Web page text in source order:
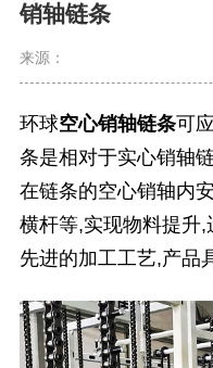
销轴链条
来源：
环球空心销轴链条可
条是相对于实心销轴
在链条的空心销轴内
横杆等,实现物料提升
先进的加工工艺,产品